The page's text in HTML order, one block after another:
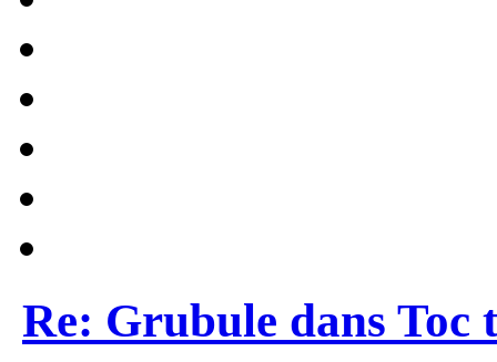
Re: Grubule dans Toc